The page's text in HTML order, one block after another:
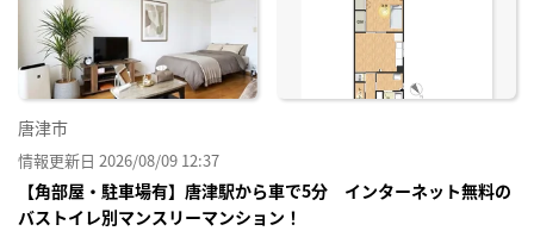
唐津市
情報更新日 2026/08/09 12:37
【角部屋・駐車場有】唐津駅から車で5分 インターネット無料の
バストイレ別マンスリーマンション！